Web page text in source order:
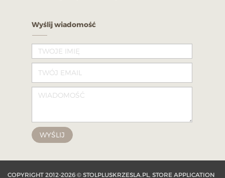
Wyślij wiadomość
COPYRIGHT 2012-2026 © STOLPLUSKRZESLA.PL, STORE APPLICATION